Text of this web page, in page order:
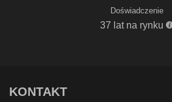
Doświadczenie
37 lat na rynku
KONTAKT